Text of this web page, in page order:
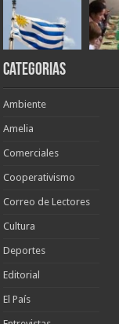
Categorias
Ambiente
Amelia
Comerciales
Cooperativismo
Correo de Lectores
Cultura
Deportes
Editorial
El País